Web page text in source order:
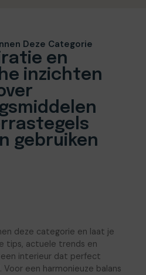
Deze Categorie
en
inzichten
gebruiken
deze categorie en laat je
tips, actuele trends en
interieur dat perfect
een harmonieuze balans